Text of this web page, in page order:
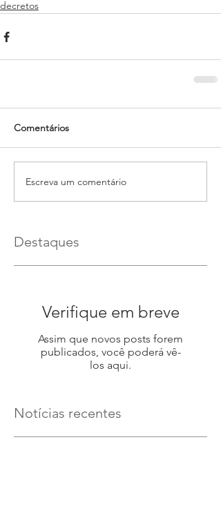
decretos
Comentários
Escreva um comentário
Destaques
Verifique em breve
Assim que novos posts forem
publicados, você poderá vê-
los aqui.
Notícias recentes